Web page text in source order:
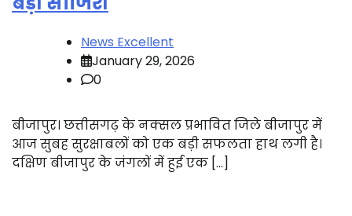
News Excellent
January 29, 2026
0
बीजापुर। छत्तीसगढ़ के नक्सल प्रभावित जिले बीजापुर में
आज सुबह सुरक्षाबलों को एक बड़ी सफलता हाथ लगी है।
दक्षिण बीजापुर के जंगलों में हुई एक […]